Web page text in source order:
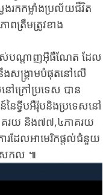
ែង​រក​កម្លាំងប្រល័យជីវិត
ព​ត្រឹម​ត្រូវ​ខាង​
ាស់បណ្តាញអ៊ីធឺណែត ដែល
សង្គ្រាម​បំផុត​​នៅលើ​
ក្រៅប្រទេស​ បាន​
ៃទ្វីប​​អឺរ៉ុប​និងប្រទេស​នៅ
ាគ​រ​យ​ និង​៧៧,៤ភាគរយ​
រដែល​អាមេរិក​ផ្តល់​ជំនួយ
សកល​ ៕